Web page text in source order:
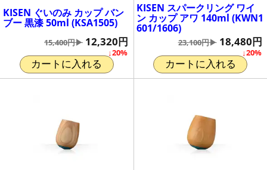
KISEN ぐいのみ カップ バン
ブー 黒漆 50ml (KSA1505)
↓20%
15,400円▶ 12,320円
カートに入れる
KISEN スパークリング ワイ
ン カップ アワ 140ml (KWN1
601/1606)
↓20%
23,100円▶ 18,480円
カートに入れる